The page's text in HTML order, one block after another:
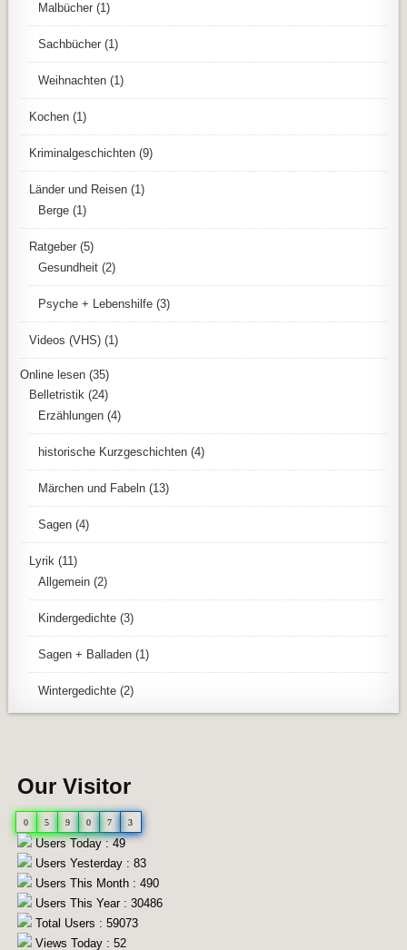
Malbücher (1)
Sachbücher (1)
Weihnachten (1)
Kochen (1)
Kriminalgeschichten (9)
Länder und Reisen (1)
Berge (1)
Ratgeber (5)
Gesundheit (2)
Psyche + Lebenshilfe (3)
Videos (VHS) (1)
Online lesen (35)
Belletristik (24)
Erzählungen (4)
historische Kurzgeschichten (4)
Märchen und Fabeln (13)
Sagen (4)
Lyrik (11)
Allgemein (2)
Kindergedichte (3)
Sagen + Balladen (1)
Wintergedichte (2)
Our Visitor
0 5 9 0 7 3
Users Today : 49
Users Yesterday : 83
Users This Month : 490
Users This Year : 30486
Total Users : 59073
Views Today : 52